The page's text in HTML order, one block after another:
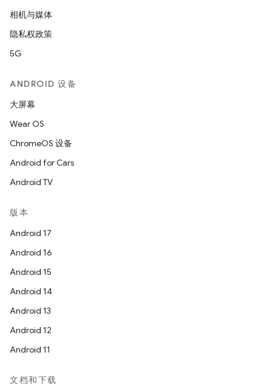
相机与媒体
隐私权政策
5G
ANDROID 设备
大屏幕
Wear OS
ChromeOS 设备
Android for Cars
Android TV
版本
Android 17
Android 16
Android 15
Android 14
Android 13
Android 12
Android 11
文档和下载